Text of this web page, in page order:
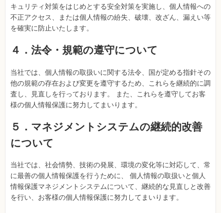
キュリティ対策をはじめとする安全対策を実施し、個人情報への
不正アクセス、または個人情報の紛失、破壊、改ざん、漏えい等
を確実に防止いたします。
４．法令・規範の遵守について
当社では、個人情報の取扱いに関する法令、国が定める指針その
他の規範の存在および変更を遵守するため、これらを継続的に調
査し、見直しを行っております。 また、これらを遵守してお客
様の個人情報保護に努力してまいります。
５．マネジメントシステムの継続的改善
について
当社では、社会情勢、技術の発展、環境の変化等に対応して、常
に最善の個人情報保護を行うために、 個人情報の取扱いと個人
情報保護マネジメントシステムについて、継続的な見直しと改善
を行い、お客様の個人情報保護に努力してまいります。